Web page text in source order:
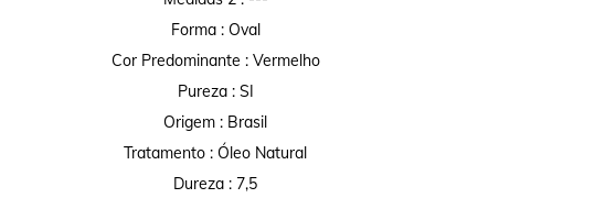
Forma : Oval
Cor Predominante : Vermelho
Pureza : SI
Origem : Brasil
Tratamento : Óleo Natural
Dureza : 7,5